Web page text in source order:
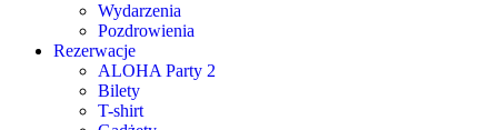
Wydarzenia
Pozdrowienia
Rezerwacje
ALOHA Party 2
Bilety
T-shirt